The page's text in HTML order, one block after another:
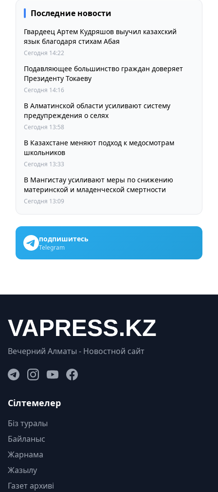
Последние новости
Гвардеец Артем Кудряшов выучил казахский
язык благодаря стихам Абая
Сегодня 14:22
Подавляющее большинство граждан доверяет
Президенту Токаеву
Сегодня 14:16
В Алматинской области усиливают систему
предупреждения о селях
Сегодня 13:58
В Казахстане меняют подход к медосмотрам
школьников
Сегодня 13:33
В Мангистау усиливают меры по снижению
материнской и младенческой смертности
Сегодня 13:09
подпишитесь
Telegram
Вечерний Алматы - Новостной сайт
Сілтемелер
Біз туралы
Байланыс
Жарнама
Жазылу
Газет архиві